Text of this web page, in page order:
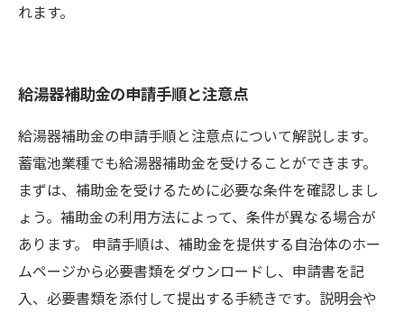
れます。
給湯器補助金の申請手順と注意点
給湯器補助金の申請手順と注意点について解説します。
蓄電池業種でも給湯器補助金を受けることができます。
まずは、補助金を受けるために必要な条件を確認しまし
ょう。補助金の利用方法によって、条件が異なる場合が
あります。 申請手順は、補助金を提供する自治体のホー
ムページから必要書類をダウンロードし、申請書を記
入、必要書類を添付して提出する手続きです。説明会や